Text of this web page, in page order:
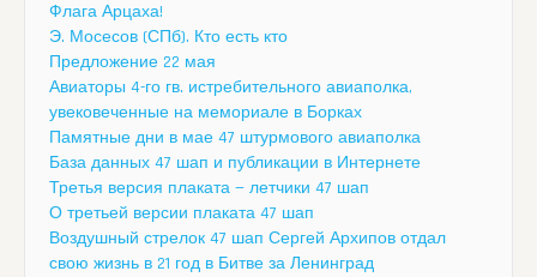
Флага Арцаха!
Э. Мосесов (СПб). Кто есть кто
Предложение 22 мая
Авиаторы 4-го гв. истребительного авиаполка,
увековеченные на мемориале в Борках
Памятные дни в мае 47 штурмового авиаполка
База данных 47 шап и публикации в Интернете
Третья версия плаката — летчики 47 шап
О третьей версии плаката 47 шап
Воздушный стрелок 47 шап Сергей Архипов отдал
свою жизнь в 21 год в Битве за Ленинград